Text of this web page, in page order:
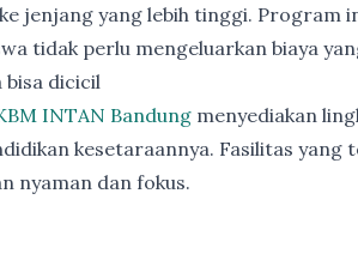
jenjang yang lebih tinggi. Program
tidak perlu mengeluarkan biaya
dicicil
INTAN Bandung menyediakan
kesetaraannya. Fasilitas yang
nyaman dan fokus.